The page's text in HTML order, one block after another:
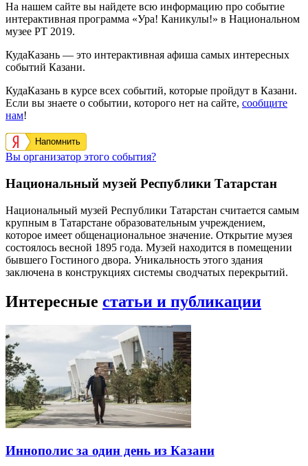
На нашем сайте вы найдете всю информацию про событие
интерактивная программа «Ура! Каникулы!» в Национальном
музее РТ 2019.
КудаКазань — это интерактивная афиша самых интересных
событий Казани.
КудаКазань в курсе всех событий, которые пройдут в Казани.
Если вы знаете о событии, которого нет на сайте, сообщите
нам!
Напомнить
Вы организатор этого события?
Национальный музей Республики Татарстан
Национальный музей Республики Татарстан считается самым
крупным в Татарстане образовательным учреждением,
которое имеет общенациональное значение. Открытие музея
состоялось весной 1895 года. Музей находится в помещении
бывшего Гостиного двора. Уникальность этого здания
заключена в конструкциях системы сводчатых перекрытий.
Интересные статьи и публикации
Иннополис за один день из Казани